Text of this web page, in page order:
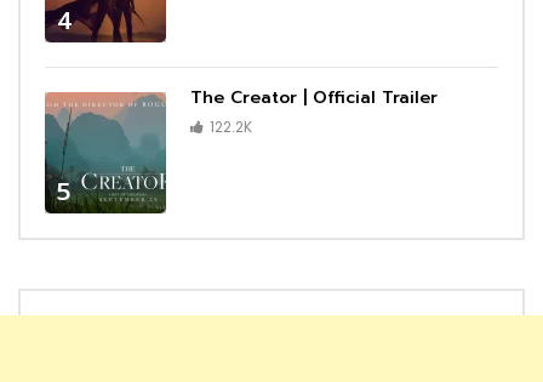
4
5
The Creator | Official Trailer
122.2K